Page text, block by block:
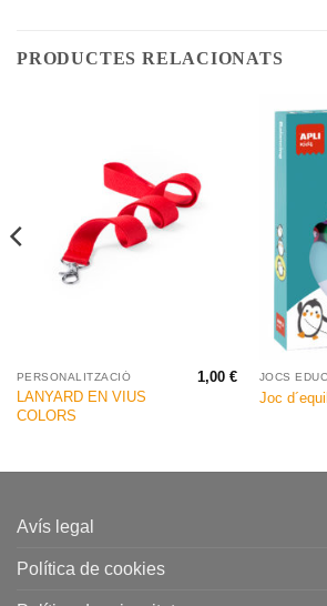
PRODUCTES RELACIONATS
PERSONALITZACIÓ
LANYARD EN VIUS
COLORS
1,00€ JOCS
Joc
Avís legal
Política de cookies